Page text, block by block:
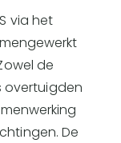
via het
de
overtuigden
De